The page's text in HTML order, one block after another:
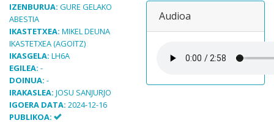
IZENBURUA: GURE GELAKO
ABESTIA
IKASTETXEA: MIKEL DEUNA
IKASTETXEA (AGOITZ)
IKASGELA: LH6A
EGILEA: -
DOINUA: -
IRAKASLEA: JOSU SANJURJO
IGOERA DATA: 2024-12-16
PUBLIKOA:
Audioa